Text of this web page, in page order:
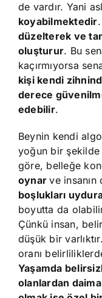
de vardır. Yani
koyabilmektedir.
düzelterek ve
oluşturur. Bu
kaçırmıyorsa
kişi kendi
derece
edebilir.
Beynin kendi
yoğun bir şekilde
göre, belleğe
oynarve
boşlukları
boyutta da
Çünkü insan,
düşük bir
oranı
Yaşamda
olanlardan